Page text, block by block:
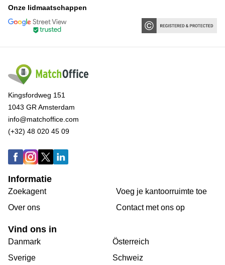
Onze lidmaatschappen
Kingsfordweg 151
1043 GR Amsterdam
info@matchoffice.com
(+32) 48 020 45 09
Informatie
Zoekagent
Over ons
Voeg je kantoorruimte toe
Сontact met ons op
Vind ons in
Danmark
Sverige
Österreich
Schweiz